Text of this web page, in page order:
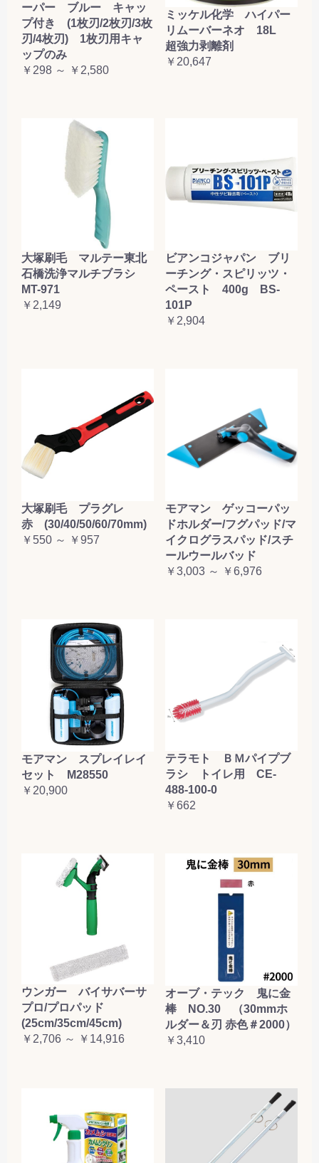
ーパー ブルー キャッ
プ付き (1枚刃/2枚刃/3枚
刃/4枚刃) 1枚刃用キャ
ップのみ
￥298 ～ ￥2,580
ミッケル化学 ハイパー
リムーバーネオ 18L
超強力剥離剤
￥20,647
大塚刷毛 マルテー東北
石橋洗浄マルチブラシ
MT-971
￥2,149
ビアンコジャパン ブリ
ーチング・スピリッツ・
ペースト 400g BS-
101P
￥2,904
大塚刷毛 プラグレ
赤 (30/40/50/60/70mm)
￥550 ～ ￥957
モアマン ゲッコーパッ
ドホルダー/フグパッド/マ
イクログラスパッド/スチ
ールウールバッド
￥3,003 ～ ￥6,976
モアマン スプレイレイ
セット M28550
￥20,900
テラモト ＢＭパイプブ
ラシ トイレ用 CE-
488-100-0
￥662
ウンガー バイサバーサ
プロ/プロパッド
(25cm/35cm/45cm)
￥2,706 ～ ￥14,916
オーブ・テック 鬼に金
棒 NO.30 （30mmホ
ルダー＆刃 赤色＃2000）
￥3,410